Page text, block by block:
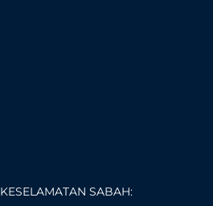
KESELAMATAN SABAH: